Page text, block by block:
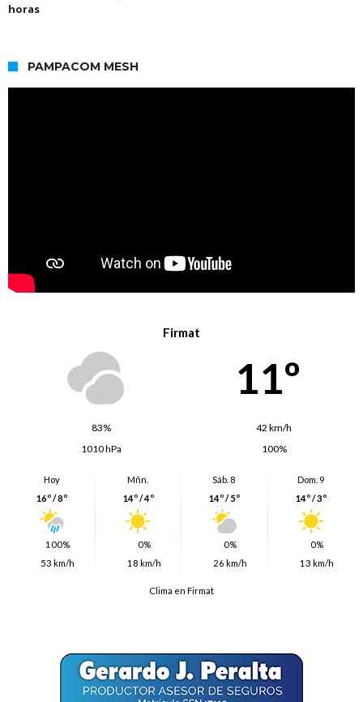
horas
PAMPACOM MESH
Firmat
11º
83%
42 km/h
1010 hPa
100%
Hoy
16º / 8º
100%
53 km/h
Mñn.
14º / 4º
0%
18 km/h
Sáb. 8
14º / 5º
0%
26 km/h
Dom. 9
14º / 3º
0%
13 km/h
Clima en Firmat